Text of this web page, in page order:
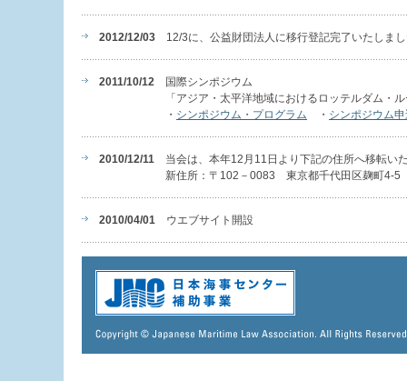
2012/12/03 12/3に、公益財団法人に移行登記完了いたしま
2011/10/12
国際シンポジウム
「アジア・太平洋地域におけるロッテルダム・
・ シンポジウム・プログラム ・ シンポジウム
2010/12/11
当会は、本年12月11日より下記の住所へ移転い
新住所：〒102－0083 東京都千代田区麹町4-
2010/04/01 ウエブサイト開設